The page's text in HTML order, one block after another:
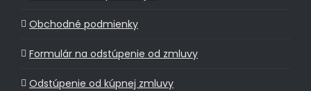
Obchodné podmienky
Formulár na odstúpenie od zmluvy
Odstúpenie od kúpnej zmluvy